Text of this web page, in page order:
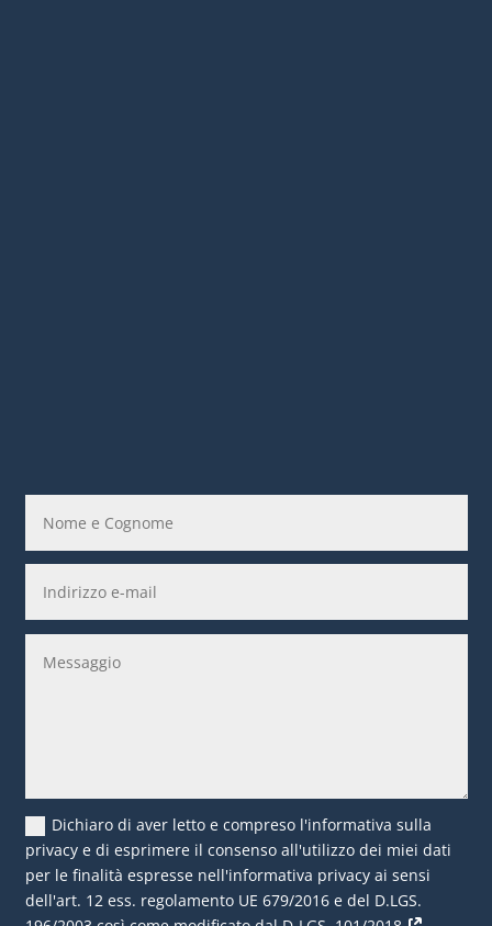
Dichiaro di aver letto e compreso l'informativa sulla
privacy e di esprimere il consenso all'utilizzo dei miei dati
per le finalità espresse nell'informativa privacy ai sensi
dell'art. 12 ess. regolamento UE 679/2016 e del D.LGS.